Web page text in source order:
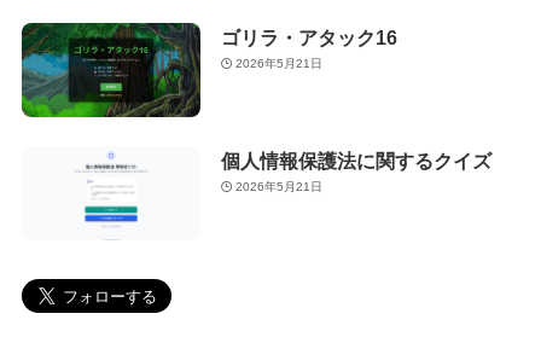
ゴリラ・アタック16
2026年5月21日
個人情報保護法に関するクイズ
2026年5月21日